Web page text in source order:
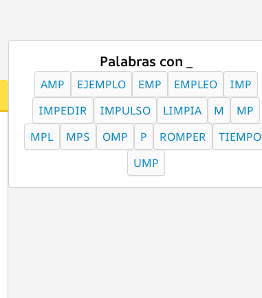
Palabras con _
AMP EJEMPLO EMP EMPLEO
IMP
IMPEDIR
IMPULSO LIMPIA M
MP
MPL
MPS OMP P ROMPER
TIEMPO
UMP